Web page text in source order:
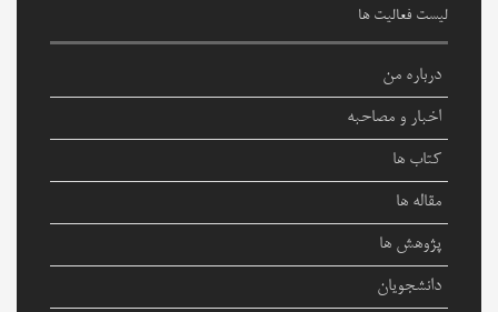
لیست فعالیت ها
درباره من
اخبار و مصاحبه
کتاب ها
مقاله ها
پژوهش ها
دانشجویان